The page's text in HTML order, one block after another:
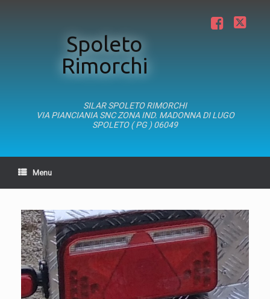
Facebook
Spoleto
Rimorchi
SILAR SPOLETO RIMORCHI
VIA PIANCIANIA SNC ZONA IND. MADONNA DI LUGO
SPOLETO ( PG ) 06049
Menu